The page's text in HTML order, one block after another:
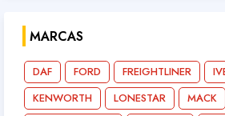
MARCAS
DAF FORD FREIGHTLINER
KENWORTH
LONESTAR MACK